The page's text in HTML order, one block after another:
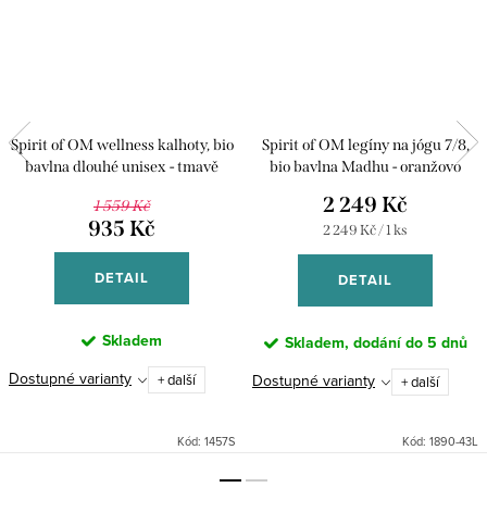
Spirit of OM wellness kalhoty, bio
bavlna dlouhé unisex - tmavě
1 559 Kč
935 Kč
DETAIL
Skladem
Dostupné varianty
+ další
Kód: 1457S
Spirit of OM legíny na jógu 7/8,
bio bavlna Madhu - oranžovo
2 249 Kč
Měrná
cena:
2 249 Kč / 1 ks
DETAIL
Skladem, dodání do 5 dnů
Dostupné varianty
+ další
Kód: 1890-43L